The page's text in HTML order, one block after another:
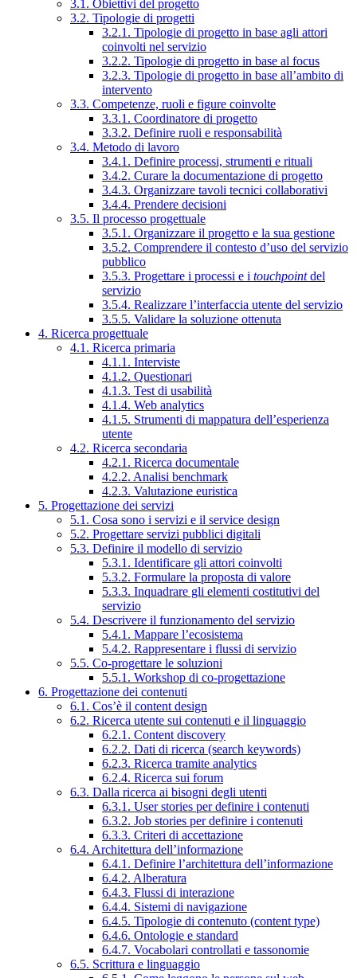
3.1. Obiettivi del progetto
3.2. Tipologie di progetti
3.2.1. Tipologie di progetto in base agli attori
coinvolti nel servizio
3.2.2. Tipologie di progetto in base al focus
3.2.3. Tipologie di progetto in base all’ambito di
intervento
3.3. Competenze, ruoli e figure coinvolte
3.3.1. Coordinatore di progetto
3.3.2. Definire ruoli e responsabilità
3.4. Metodo di lavoro
3.4.1. Definire processi, strumenti e rituali
3.4.2. Curare la documentazione di progetto
3.4.3. Organizzare tavoli tecnici collaborativi
3.4.4. Prendere decisioni
3.5. Il processo progettuale
3.5.1. Organizzare il progetto e la sua gestione
3.5.2. Comprendere il contesto d’uso del servizio
pubblico
3.5.3. Progettare i processi e i touchpointdel
servizio
3.5.4. Realizzare l’interfaccia utente del servizio
3.5.5. Validare la soluzione ottenuta
4. Ricerca progettuale
4.1. Ricerca primaria
4.1.1. Interviste
4.1.2. Questionari
4.1.3. Test di usabilità
4.1.4. Web analytics
4.1.5. Strumenti di mappatura dell’esperienza
utente
4.2. Ricerca secondaria
4.2.1. Ricerca documentale
4.2.2. Analisi benchmark
4.2.3. Valutazione euristica
5. Progettazione dei servizi
5.1. Cosa sono i servizi e il service design
5.2. Progettare servizi pubblici digitali
5.3. Definire il modello di servizio
5.3.1. Identificare gli attori coinvolti
5.3.2. Formulare la proposta di valore
5.3.3. Inquadrare gli elementi costitutivi del
servizio
5.4. Descrivere il funzionamento del servizio
5.4.1. Mappare l’ecosistema
5.4.2. Rappresentare i flussi di servizio
5.5. Co-progettare le soluzioni
5.5.1. Workshop di co-progettazione
6. Progettazione dei contenuti
6.1. Cos’è il content design
6.2. Ricerca utente sui contenuti e il linguaggio
6.2.1. Content discovery
6.2.2. Dati di ricerca (search keywords)
6.2.3. Ricerca tramite analytics
6.2.4. Ricerca sui forum
6.3. Dalla ricerca ai bisogni degli utenti
6.3.1. User stories per definire i contenuti
6.3.2. Job stories per definire i contenuti
6.3.3. Criteri di accettazione
6.4. Architettura dell’informazione
6.4.1. Definire l’architettura dell’informazione
6.4.2. Alberatura
6.4.3. Flussi di interazione
6.4.4. Sistemi di navigazione
6.4.5. Tipologie di contenuto (content type)
6.4.6. Ontologie e standard
6.4.7. Vocabolari controllati e tassonomie
6.5. Scrittura e linguaggio